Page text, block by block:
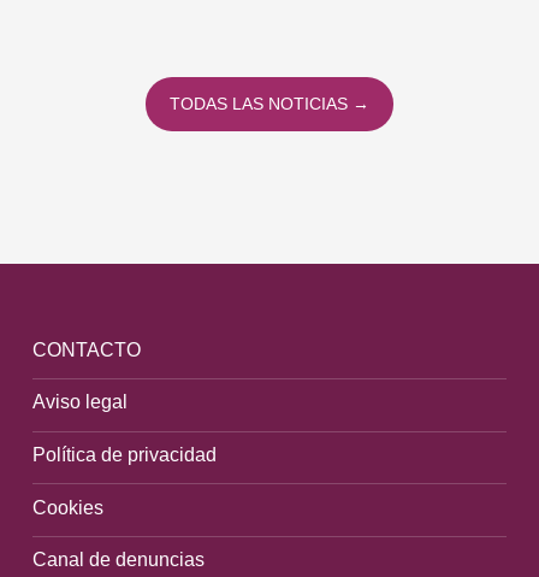
TODAS LAS NOTICIAS →
CONTACTO
Aviso legal
Política de privacidad
Cookies
Canal de denuncias